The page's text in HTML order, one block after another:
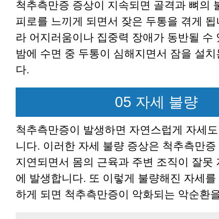
척추측만증 증상이 지속되면 골격과 뼈의
피로를 느끼게 되면서 잦은 두통을 겪게
라 어지러움이나 집중력 장애가 동반될 수
밤에 수면 중 두통이 심해지면서 잠을 설
다.
05 자세 불량
척추측만증이 발생하면 자연스럽게 자세
니다. 이러한 자세 불량 증상은 척추측만
지연되면서 몸의 근육과 주변 조직이 잘못
에 발생합니다. 또 이렇게 불량해진 자세
하게 되면 척추측만증이 악화되는 악순환